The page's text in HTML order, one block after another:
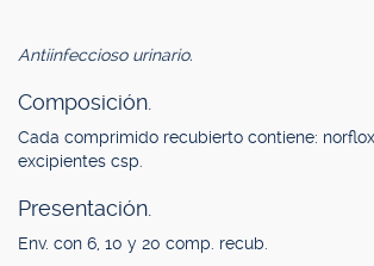
Antiinfeccioso urinario.
Composición.
Cada comprimido recubierto contiene:
excipientes csp.
Presentación.
Env. con 6, 10 y 20 comp. recub.